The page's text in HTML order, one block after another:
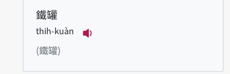
鐵罐
thih-kuàn
(鐵罐)